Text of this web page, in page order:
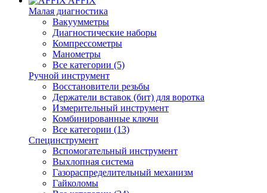
Малая диагностика
Вакуумметры
Диагностические наборы
Компрессометры
Манометры
Все категории (5)
Ручной инструмент
Восстановители резьбы
Держатели вставок (бит) для воротка
Измерительный инструмент
Комбинированные ключи
Все категории (13)
Специнструмент
Вспомогательный инструмент
Выхлопная система
Газораспределительный механизм
Гайколомы